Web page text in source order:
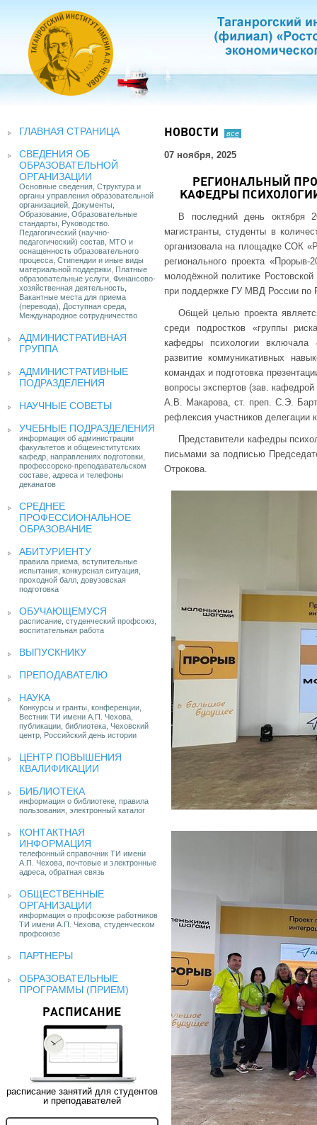
ГЛАВНАЯ СТРАНИЦА
СВЕДЕНИЯ ОБ
ОБРАЗОВАТЕЛЬНОЙ
ОРГАНИЗАЦИИ
Основные сведения, Структура и
органы управления образовательной
организацией, Документы,
Образование, Образовательные
стандарты, Руководство.
Педагогический (научно-
педагогический) состав, МТО и
оснащенность образовательного
процесса, Стипендии и иные виды
материальной поддержки, Платные
образовательные услуги, Финансово-
хозяйственная деятельность,
Вакантные места для приема
(перевода), Доступная среда,
Международное сотрудничество
АДМИНИСТРАТИВНАЯ
ГРУППА
АДМИНИСТРАТИВНЫЕ
ПОДРАЗДЕЛЕНИЯ
НАУЧНЫЕ СОВЕТЫ
УЧЕБНЫЕ ПОДРАЗДЕЛЕНИЯ
информация об администрации
факультетов и общеинститутских
кафедр, направлениях подготовки,
профессорско-преподавательском
составе, адреса и телефоны
деканатов
СРЕДНЕЕ
ПРОФЕССИОНАЛЬНОЕ
ОБРАЗОВАНИЕ
АБИТУРИЕНТУ
правила приема, вступительные
испытания, конкурсная ситуация,
проходной балл, довузовская
подготовка
ОБУЧАЮЩЕМУСЯ
расписание, студенческий профсоюз,
воспитательная работа
ВЫПУСКНИКУ
ПРЕПОДАВАТЕЛЮ
НАУКА
Конкурсы и гранты, конференции,
Вестник ТИ имени А.П. Чехова,
публикации, библиотека, Чеховский
центр, Российский день истории
ЦЕНТР ПОВЫШЕНИЯ
КВАЛИФИКАЦИИ
БИБЛИОТЕКА
информация о библиотеке, правила
пользования, электронный каталог
КОНТАКТНАЯ
ИНФОРМАЦИЯ
телефонный справочник ТИ имени
А.П. Чехова, почтовые и электронные
адреса, обратная связь
ОБЩЕСТВЕННЫЕ
ОРГАНИЗАЦИИ
информация о профсоюзе работников
ТИ имени А.П. Чехова, студенческом
профсоюзе
ПАРТНЕРЫ
ОБРАЗОВАТЕЛЬНЫЕ
ПРОГРАММЫ (ПРИЕМ)
РАСПИСАНИЕ
расписание занятий для студентов
и преподавателей
НОВОСТИ все
07 ноября, 2025
РЕГИОНАЛЬНЫЙ
КАФЕДРЫ
В последний день октября
магистранты, студенты в
организовала на площадке СОК
регионального проекта
молодёжной политике
при поддержке ГУ МВД России по
Общей целью проекта
среди подростков «группы
кафедры психологии включала
развитие коммуникативных
командах и подготовка
вопросы экспертов (зав.
А.В. Макарова, ст. преп. С.Э.
рефлексия участников делегации
Представители кафедры
письмами за подписью
Отрокова.